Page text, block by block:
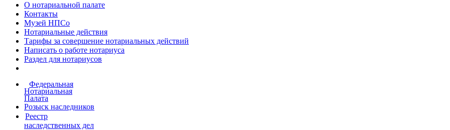
О нотариальной палате
Контакты
Музей НПСо
Нотариальные действия
Тарифы за совершение нотариальных действий
Написать о работе нотариуса
Раздел для нотариусов
Федеральная
Нотариальная
Палата
Розыск наследников
Реестр
наследственных дел